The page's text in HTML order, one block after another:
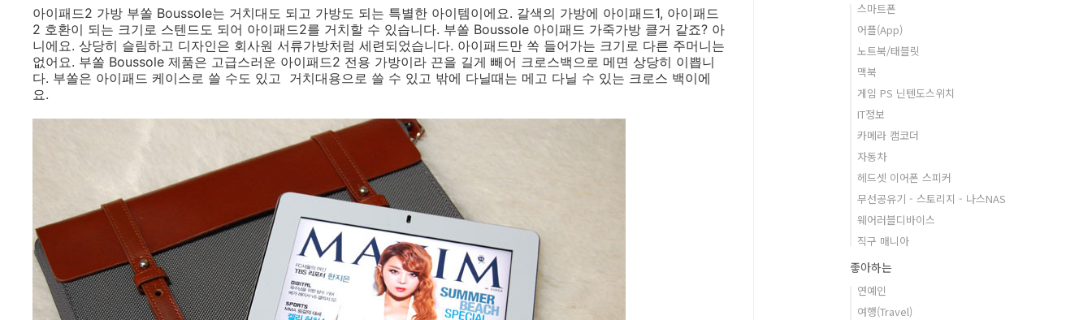
아이패드2 가방 부쏠 Boussole는 거치대도 되고 가방도 되는 특별한 아이템이에요. 갈색의 가방에 아이패드1, 아이패드
2 호환이 되는 크기로 스텐드도 되어 아이패드2를 거치할 수 있습니다. 부쏠 Boussole 아이패드 가죽가방 클거 같죠? 아
니에요. 상당히 슬림하고 디자인은 회사원 서류가방처럼 세련되었습니다. 아이패드만 쏙 들어가는 크기로 다른 주머니는
없어요. 부쏠 Boussole 제품은 고급스러운 아이패드2 전용 가방이라 끈을 길게 빼어 크로스백으로 메면 상당히 이쁩니
다. 부쏠은 아이패드 케이스로 쓸 수도 있고 거치대용으로 쓸 수 있고 밖에 다닐때는 메고 다닐 수 있는 크로스 백이에
요.
스마트폰
어플(App)
노트북/태블릿
맥북
게임 PS 닌텐도스위치
IT정보
카메라 캠코더
자동차
헤드셋 이어폰 스피커
무선공유기 - 스토리지 - 나스NAS
웨어러블디바이스
직구 매니아
좋아하는
연예인
여행(Travel)